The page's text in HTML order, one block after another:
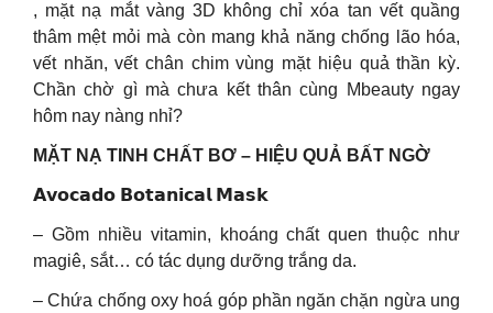
, mặt nạ mắt vàng 3D không chỉ xóa tan vết quầng
thâm mệt mỏi mà còn mang khả năng chống lão hóa,
vết nhăn, vết chân chim vùng mặt hiệu quả thần kỳ.
Chần chờ gì mà chưa kết thân cùng Mbeauty ngay
hôm nay nàng nhỉ?
MẶT NẠ TINH CHẤT BƠ – HIỆU QUẢ BẤT NGỜ
𝗔𝘃𝗼𝗰𝗮𝗱𝗼 𝗕𝗼𝘁𝗮𝗻𝗶𝗰𝗮𝗹 𝗠𝗮𝘀𝗸
– Gồm nhiều vitamin, khoáng chất quen thuộc như
magiê, sắt… có tác dụng dưỡng trắng da.
– Chứa chống oxy hoá góp phần ngăn chặn ngừa ung